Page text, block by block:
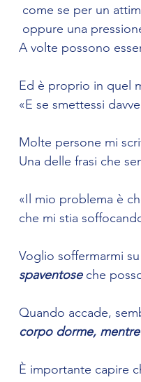
come se per un
oppure una
A volte possono
Ed è proprio in quel
«E se smettessi
Molte persone mi
Una delle frasi che
«Il mio problema è
che mi stia
Voglio soffermarmi
spaventose che
Quando accade,
corpo dorme,
È importante capire